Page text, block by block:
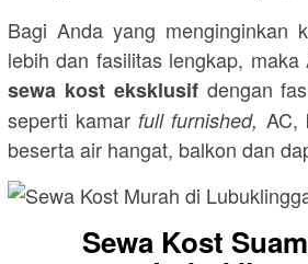
Bagi Anda yang menginginkan
lebih dan fasilitas lengkap,
sewa kost eksklusifdengan
seperti kamarfull furnished, AC,
beserta air hangat, balkon dan
Sewa Kost